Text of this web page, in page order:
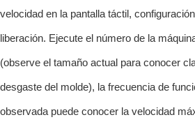
velocidad en la pantalla táctil,
liberación. Ejecute el número de la
(observe el tamaño actual para conocer
desgaste del molde), la frecuencia de
observada puede conocer la velocidad